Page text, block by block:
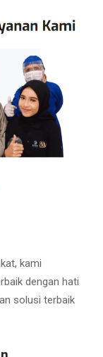
kami
dengan hati
solusi terbaik